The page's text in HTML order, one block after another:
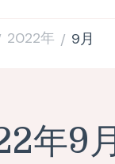
2022年 / 9月
年9月